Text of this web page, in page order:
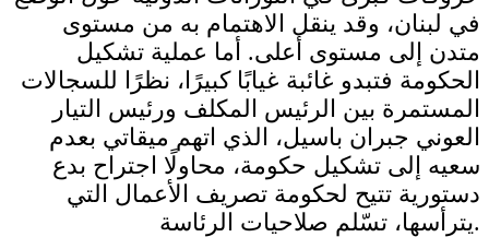
في لبنان، وقد ينقل الاهتمام به من مستوى
متدن إلى مستوى أعلى. أما عملية تشكيل
الحكومة فتبدو غائبة غيابًا كبيرًا، نظرًا للسجالات
المستمرة بين الرئيس المكلف ورئيس التيار
العوني جبران باسيل، الذي اتهم ميقاتي بعدم
سعيه إلى تشكيل حكومة، محاولًا اجتراح بدع
دستورية تتيح لحكومة تصريف الأعمال التي
يترأسها، تسّلم صلاحيات الرئاسة.